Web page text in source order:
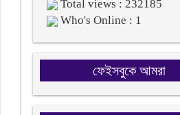
Total views : 232185
Who's Online : 1
ফেইসবুকে আমরা